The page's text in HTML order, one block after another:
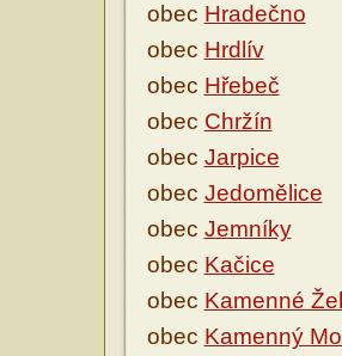
obec Hradečno
obec Hrdlív
obec Hřebeč
obec Chržín
obec Jarpice
obec Jedomělice
obec Jemníky
obec Kačice
obec Kamenné
obec Kamenný